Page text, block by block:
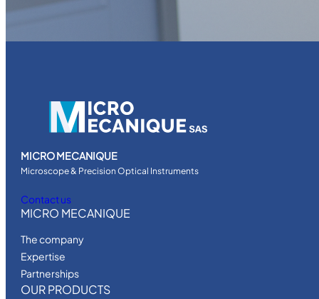
MICRO MECANIQUE
Microscope & Precision Optical Instruments
Contact us
MICRO MECANIQUE
The company
Expertise
Partnerships
OUR PRODUCTS